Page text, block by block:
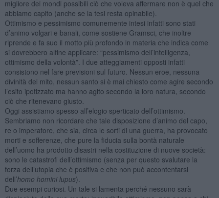
migliore dei mondi possibili ciò che voleva affermare non è quel che
abbiamo capito (anche se la tesi resta opinabile).
Ottimismo e pessimismo comunemente intesi infatti sono stati
d’animo volgari e banali, come sostiene Gramsci, che inoltre
riprende e fa suo il motto più profondo in materia che indica come
si dovrebbero alfine applicare: “pessimismo dell’intelligenza,
ottimismo della volontà”. I due atteggiamenti opposti infatti
consistono nel fare previsioni sul futuro. Nessun eroe, nessuna
divinità del mito, nessun santo si è mai chiesto come agire secondo
l’esito ipotizzato ma hanno agito secondo la loro natura, secondo
ciò che ritenevano giusto.
Oggi assistiamo spesso all’elogio sperticato dell’ottimismo.
Sembriamo non ricordare che tale disposizione d’animo del capo,
re o imperatore, che sia, circa le sorti di una guerra, ha provocato
morti e sofferenze, che pure la fiducia sulla bontà naturale
dell’uomo ha prodotto disastri nella costituzione di nuove società:
sono le catastrofi dell’ottimismo (senza per questo svalutare la
forza dell’utopia che è positiva e che non può accontentarsi
dell’homo homini lupus).
Due esempi curiosi. Un tale si lamenta perché nessuno sarà